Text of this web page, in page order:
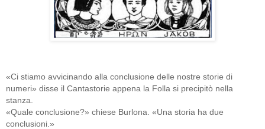
«Ci stiamo avvicinando alla conclusione delle nostre storie di
numeri» disse il Cantastorie appena la Folla si precipitò nella
stanza.
«Quale conclusione?» chiese Burlona. «Una storia ha due
conclusioni.»